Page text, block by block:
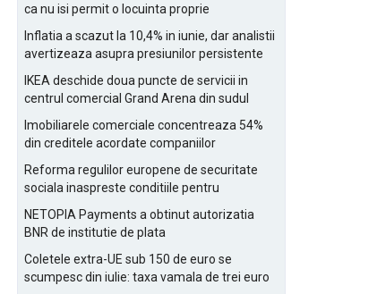
ca nu isi permit o locuinta proprie
Inflatia a scazut la 10,4% in iunie, dar analistii
avertizeaza asupra presiunilor persistente
IKEA deschide doua puncte de servicii in
centrul comercial Grand Arena din sudul
Imobiliarele comerciale concentreaza 54%
din creditele acordate companiilor
Reforma regulilor europene de securitate
sociala inaspreste conditiile pentru
NETOPIA Payments a obtinut autorizatia
BNR de institutie de plata
Coletele extra-UE sub 150 de euro se
scumpesc din iulie: taxa vamala de trei euro